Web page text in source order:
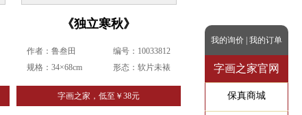
《独立寒秋》
作者：鲁叁田
规格：34×68cm
编号：10033812
形态：软片未裱
字画之家，低至￥38元
我的询价 我的订单
字画之家官网
保真商城